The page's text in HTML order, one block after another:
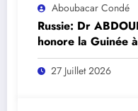
Aboubacar Condé
Russie: Dr
honore la Guinée
des Peuples «
Fédération de
27 Juillet 2026